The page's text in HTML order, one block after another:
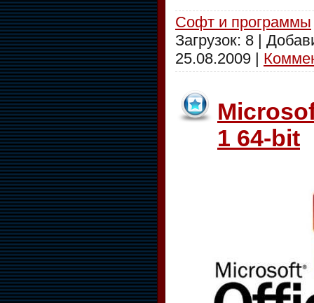
Софт и программы
Загрузок: 8 |
25.08.2009 |
1 64-bit